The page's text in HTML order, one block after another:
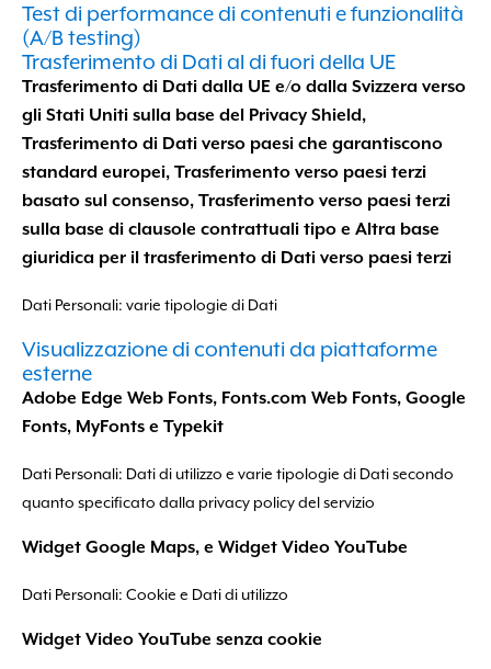
Test di performance di contenuti e funzionalità
(A/B testing)
Trasferimento di Dati al di fuori della UE
Trasferimento di Dati dalla UE e/o dalla Svizzera verso
gli Stati Uniti sulla base del Privacy Shield,
Trasferimento di Dati verso paesi che garantiscono
standard europei, Trasferimento verso paesi terzi
basato sul consenso, Trasferimento verso paesi terzi
sulla base di clausole contrattuali tipo e Altra base
giuridica per il trasferimento di Dati verso paesi terzi
Dati Personali: varie tipologie di Dati
Visualizzazione di contenuti da piattaforme
esterne
Adobe Edge Web Fonts, Fonts.com Web Fonts, Google
Fonts, MyFonts e Typekit
Dati Personali: Dati di utilizzo e varie tipologie di Dati secondo
quanto specificato dalla privacy policy del servizio
Widget Google Maps, e Widget Video YouTube
Dati Personali: Cookie e Dati di utilizzo
Widget Video YouTube senza cookie